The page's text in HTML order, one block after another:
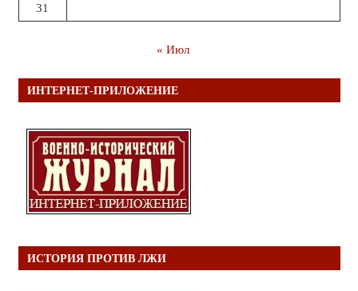
31
« Июл
ИНТЕРНЕТ-ПРИЛОЖЕНИЕ
ИСТОРИЯ ПРОТИВ ЛЖИ